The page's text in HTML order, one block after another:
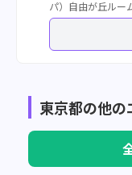
パ）自由が丘ルー
東京都の他の